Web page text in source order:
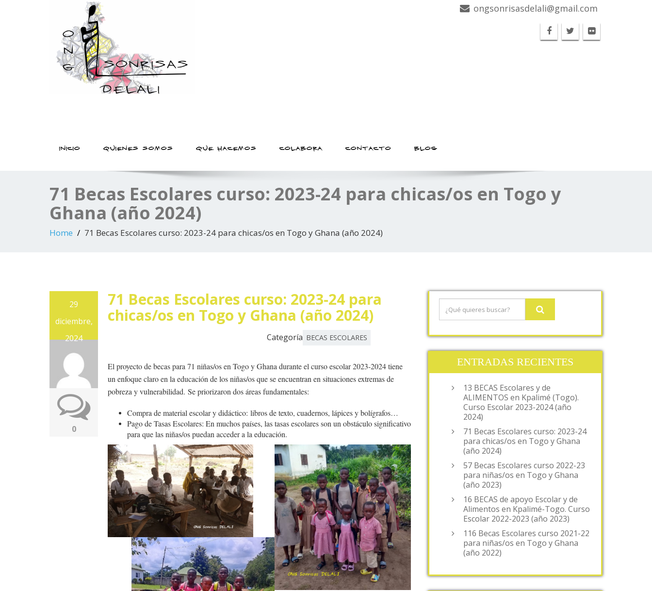
ongsonrisasdelali@gmail.com
INICIO QUIENES SOMOS QUE HACEMOS COLABORA CONTACTO BLOG
71 Becas Escolares curso: 2023-24 para chicas/os en Togo y
Ghana (año 2024)
Home 71 Becas Escolares curso: 2023-24 para chicas/os en Togo y Ghana (año 2024)
29
diciembre,
2024
0
71 Becas Escolares curso: 2023-24 para
chicas/os en Togo y Ghana (año 2024)
Categoría BECAS ESCOLARES
El proyecto de becas para 71 niñas/os en Togo y Ghana durante el curso escolar 2023-2024 tiene
un enfoque claro en la educación de los niñas/os que se encuentran en situaciones extremas de
pobreza y vulnerabilidad. Se priorizaron dos áreas fundamentales:
Compra de material escolar y didáctico: libros de texto, cuadernos, lápices y bolígrafos…
Pago de Tasas Escolares: En muchos países, las tasas escolares son un obstáculo significativo
para que las niñas/os puedan acceder a la educación.
ENTRADAS RECIENTES
13 BECAS Escolares y de
ALIMENTOS en Kpalimé (Togo).
Curso Escolar 2023-2024 (año
2024)
71 Becas Escolares curso: 2023-24
para chicas/os en Togo y Ghana
(año 2024)
57 Becas Escolares curso 2022-23
para niñas/os en Togo y Ghana
(año 2023)
16 BECAS de apoyo Escolar y de
Alimentos en Kpalimé-Togo. Curso
Escolar 2022-2023 (año 2023)
116 Becas Escolares curso 2021-22
para niñas/os en Togo y Ghana
(año 2022)